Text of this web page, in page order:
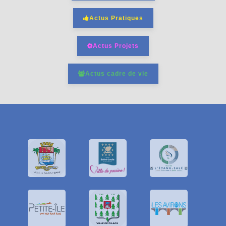
Actus Pratiques
Actus Projets
Actus cadre de vie